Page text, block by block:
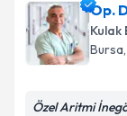
almanız
E-posta
Op.
Kulak
Bursa
Özel Aritmi